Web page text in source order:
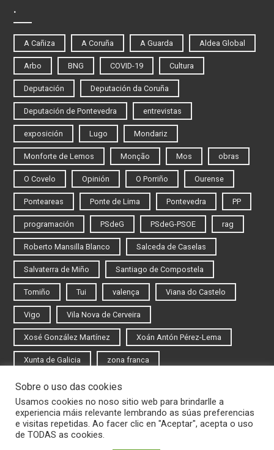
.
A Cañiza A Coruña A Guarda Aldea Global
Arbo BNG COVID-19 Cultura
Deputación Deputación da Coruña
Deputación de Pontevedra entrevistas
exposición Lugo Mondariz
Monforte de Lemos Monção Mos obras
O Covelo Opinión O Porriño Ourense
Ponteareas Ponte de Lima Pontevedra PP
programación PSdeG PSdeG-PSOE rag
Roberto Mansilla Blanco Salceda de Caselas
Salvaterra de Miño Santiago de Compostela
Tomiño Tui valença Viana do Castelo
Vigo Vila Nova de Cerveira
Xosé González Martínez Xoán Antón Pérez-Lema
Xunta de Galicia zona franca
Iniciar sesión
Rexistrarse
Sobre o uso das cookies
Usamos cookies no noso sitio web para brindarlle a
experiencia máis relevante lembrando as súas preferencias
e visitas repetidas. Ao facer clic en "Aceptar", acepta o uso
de TODAS as cookies.